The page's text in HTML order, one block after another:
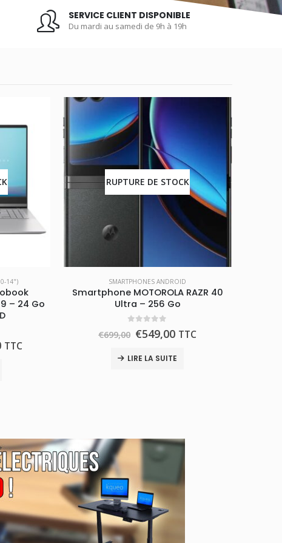
SERVICE CLIENT DISPONIBLE
Du mardi au samedi de 9h à 19h
14")
9 – 24 Go
TTC
RUPTURE DE STOCK
SMARTPHONES ANDROID
Smartphone MOTOROLA RAZR 40
Ultra – 256 Go
€699,00 €549,00 TTC
LIRE LA SUITE